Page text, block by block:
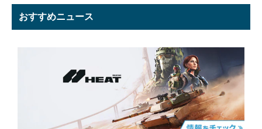
おすすめニュース